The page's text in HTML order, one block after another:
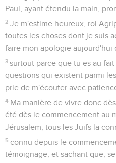
3 Et le jour suivant nous
Paul avec humanité, lui permit
de leurs soins.
4 Et étant partis de là, nous
parce que les vents étaient
5 et après avoir traversé la mer
Pamphylie, nous arrivâmes à
6 et là, le centurion ayant
allait en Italie, nous y fit monter.
arrivés avec peine à la
permettant pas d'avancer,